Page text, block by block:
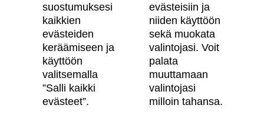
Käyttöehdot
Evästeasetukset
Saavutettavuusseloste
Oma Skanska
suostumuksesi
kaikkien
evästeiden
keräämiseen ja
käyttöön
valitsemalla
”Salli kaikki
evästeet”.
evästeisiin ja
niiden käyttöön
sekä muokata
valintojasi. Voit
palata
muuttamaan
valintojasi
milloin tahansa.